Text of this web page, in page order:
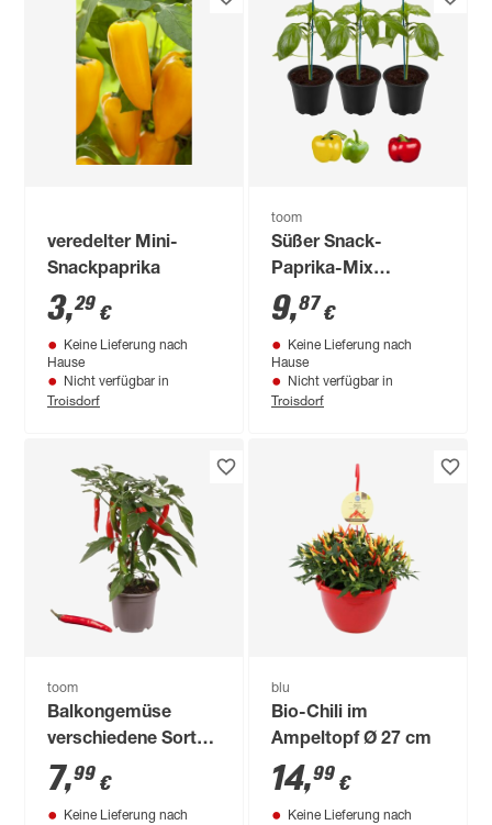
veredelter Mini-
Snackpaprika
3,29 €
Keine Lieferung nach
Hause
Nicht verfügbar in
Troisdorf
toom
Süßer Snack-
Paprika-Mix
'Lubega® Mini' 11
cm Topf, 3er-Set
9,87€
Keine Lieferung nach
Hause
Nicht verfügbar in
Troisdorf
toom
Balkongemüse
verschiedene Sorten
19 cm Topf
7,99 €
Keine Lieferung nach
blu
Bio-Chili im
Ampeltopf Ø 27 cm
14,99 €
Keine Lieferung nach